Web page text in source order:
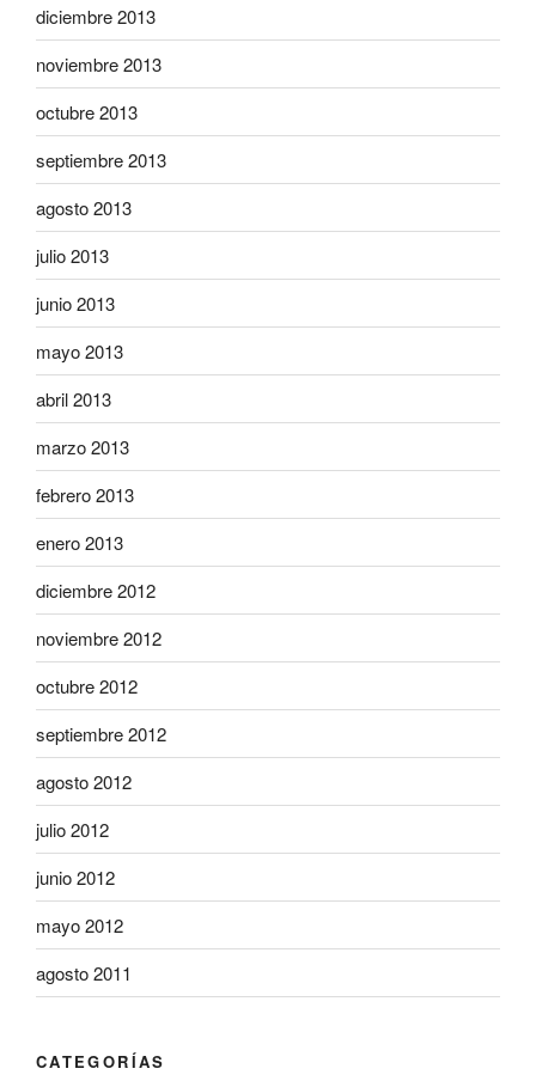
diciembre 2013
noviembre 2013
octubre 2013
septiembre 2013
agosto 2013
julio 2013
junio 2013
mayo 2013
abril 2013
marzo 2013
febrero 2013
enero 2013
diciembre 2012
noviembre 2012
octubre 2012
septiembre 2012
agosto 2012
julio 2012
junio 2012
mayo 2012
agosto 2011
CATEGORÍAS